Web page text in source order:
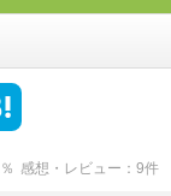
％ 感想・レビュー 9件